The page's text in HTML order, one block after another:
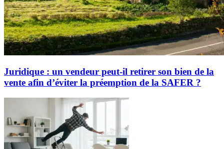
Juridique : un vendeur peut-il retirer son bien de la
vente afin d’éviter la préemption de la SAFER ?